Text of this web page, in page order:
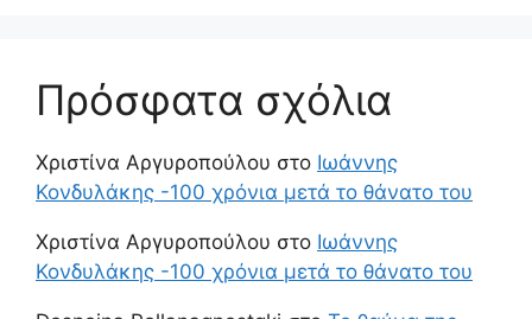
Πρόσφατα σχόλια
Χριστίνα Αργυροπούλου στο Ιωάννης
Κονδυλάκης -100 χρόνια μετά το θάνατο του
Χριστίνα Αργυροπούλου στο Ιωάννης
Κονδυλάκης -100 χρόνια μετά το θάνατο του